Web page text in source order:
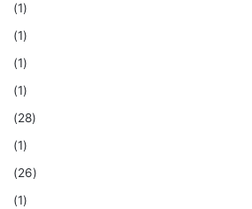
(1)
(1)
(1)
(1)
(28)
(1)
(26)
(1)